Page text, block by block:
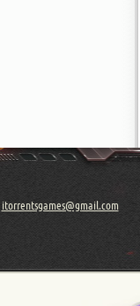
itorrentsgames@gmail.com